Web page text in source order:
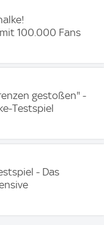
100.000 Fans
gestoßen" -
Testspiel
- Das